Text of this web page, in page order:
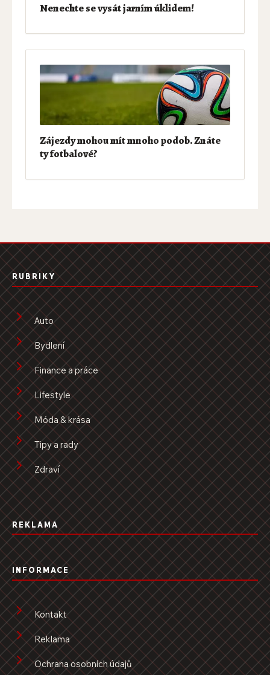
Nenechte se vysát jarním úklidem!
Zájezdy mohou mít mnoho podob. Znáte
ty fotbalové?
RUBRIKY
Auto
Bydlení
Finance a práce
Lifestyle
Móda & krása
Tipy a rady
Zdraví
REKLAMA
INFORMACE
Kontakt
Reklama
Ochrana osobních údajů